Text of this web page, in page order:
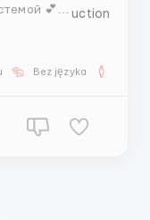
💕
Bez języka